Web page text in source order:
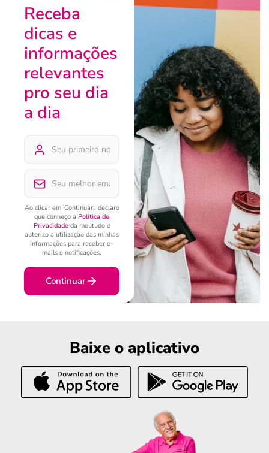
Receba
dicas e
informações
relevantes
pro seu dia
a dia
Ao clicar em 'Continuar', declaro
que conheço a Política de
Privacidadeda meutudo e
autorizo a utilização das minhas
informações para receber e-
mails e notificações.
Continuar
Baixe o aplicativo